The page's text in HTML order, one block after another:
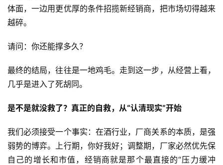
体面，一边用更优厚的条件招揽新经销商，把市场切得越来
越碎。
请问：你还能撑多久？
最终的结局，往往是一地鸡毛。走到这一步，从经营上看，
几乎是进入了死胡同。
是不是就没救了？真正的自救，从“认清现实”开始
我们必须接受一个事实：在酒行业，厂商关系的本质，是强
弱势的博弈。上行期，你好我好；调整期，厂家必然优先保
自己的增长和市值，经销商就是那个最直接的“压力缓冲